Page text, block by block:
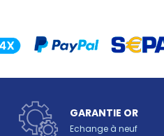
GARANTIE OR
Echange à neuf